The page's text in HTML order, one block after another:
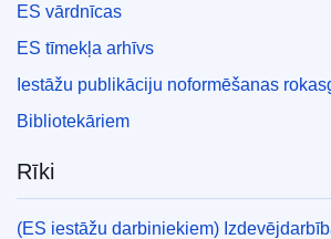
ES vārdnīcas
ES tīmekļa arhīvs
Iestāžu publikāciju noformēšanas
Bibliotekāriem
Rīki
(ES iestāžu darbiniekiem)